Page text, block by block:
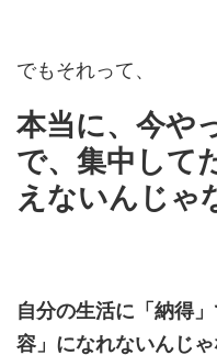
でもそれって、
本当に、今や
で、集中して
えないんじゃ
自分の生活に「納得
容」になれないんじゃ